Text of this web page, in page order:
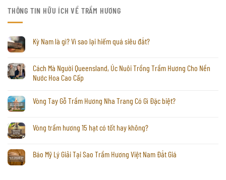
THÔNG TIN HỮU ÍCH VỀ TRẦM HƯƠNG
Kỳ Nam là gì? Vì sao lại hiếm quá siêu đắt?
Cách Mà Người Queensland, Úc Nuôi Trồng Trầm Hương Cho Nền
Nước Hoa Cao Cấp
Vòng Tay Gỗ Trầm Hương Nha Trang Có Gì Đặc biệt?
Vòng trầm hương 15 hạt có tốt hay không?
Báo Mỹ Lý Giải Tại Sao Trầm Hương Việt Nam Đắt Giá